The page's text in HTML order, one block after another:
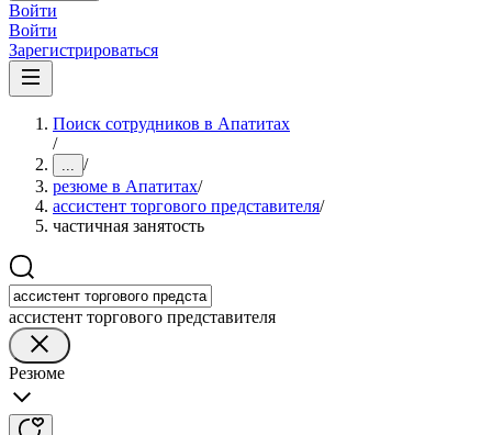
Войти
Войти
Зарегистрироваться
Поиск сотрудников в Апатитах
/
... /
резюме в Апатитах/
ассистент торгового представителя/
частичная занятость
ассистент торгового представителя
Резюме